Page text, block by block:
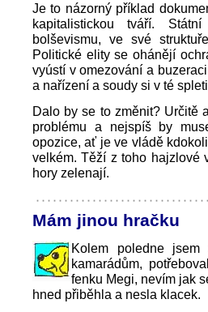
Je to názorný příklad
kapitalistickou tváří.
bolševismu, ve své
Politické elity se ohánějí
vyústí v omezování a
a nařízení a soudy si v té
Dalo by se to změnit? Určitě
problému a nejspíš by
opozice, ať je ve vládě
velkém. Těží z toho hajzlové
hory zelenají.
Mám jinou hračku
Kolem poledne
kamarádům,
fenku Megi, nevím jak
hned přiběhla a nesla klacek.